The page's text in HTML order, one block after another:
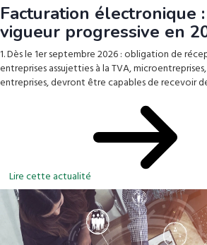
Facturation électronique
vigueur progressive en
1. Dès le 1er septembre 2026 : obligation de
entreprises assujetties à la TVA, microentreprises,
entreprises, devront être capables de recevoir
Lire cette actualité